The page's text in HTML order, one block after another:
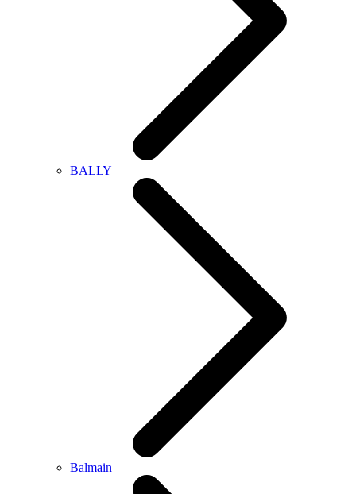
BALLY
Balmain